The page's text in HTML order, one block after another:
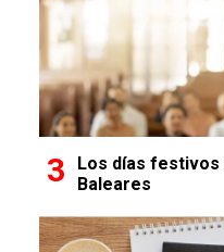
Los días festivos
Baleares